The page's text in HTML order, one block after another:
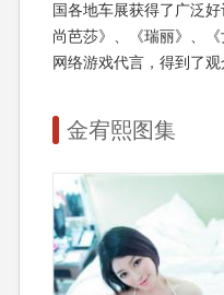
国各地车展获得了广泛
尚芭莎》、《瑞丽》、
网络游戏代言，得到了观
金宥熙图集